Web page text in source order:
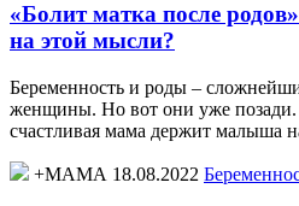
«Болит матка после
на этой мысли?
Беременность и роды –
женщины. Но вот они уже позади.
счастливая мама держит малыша
+МАМА 18.08.2022